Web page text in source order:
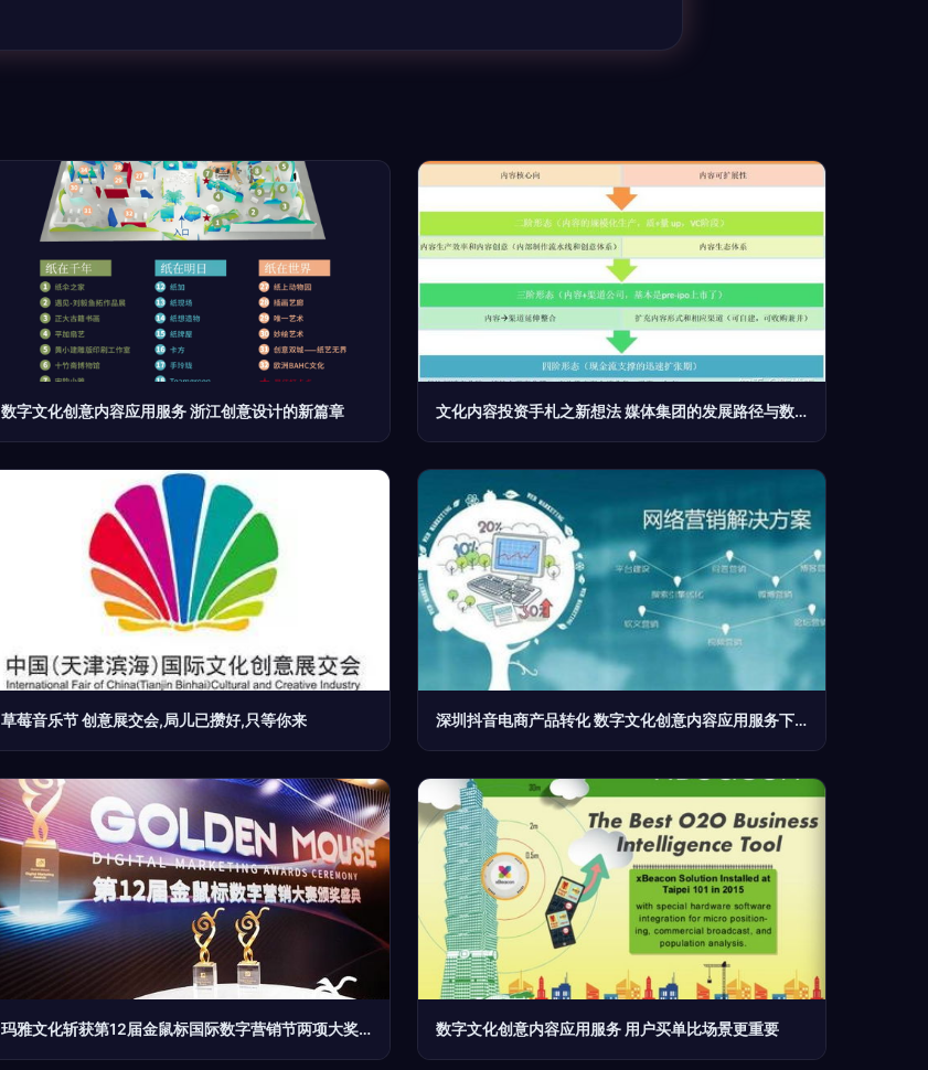
数字文化创意内容应用服务 浙江创意设计的新篇章 文化内容投资手札之新想法 媒体集团的发展路径与数字文化创意内容应用服务
草莓音乐节 创意展交会,局儿已攒好,只等你来 深圳抖音电商产品转化 数字文化创意内容应用服务下的抖音代运营公司运营思路解析
玛雅文化斩获第12届金鼠标国际数字营销节两项大奖，数字文化创意内容应用服务再创高峰 数字文化创意内容应用服务 用户买单比场景更重要